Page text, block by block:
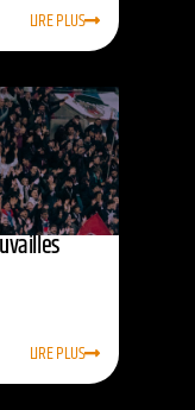
LIRE PLUS
LIRE PLUS